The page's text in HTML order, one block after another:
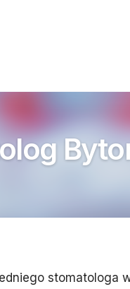
stomatologa